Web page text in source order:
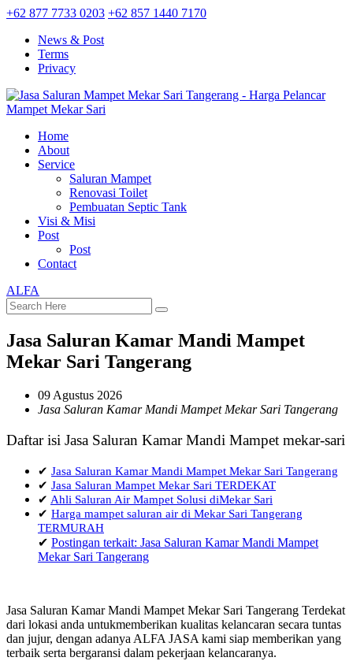
+62 877 7733 0203 +62 857 1440 7170
News & Post
Terms
Privacy
Home
About
Service
Saluran Mampet
Renovasi Toilet
Pembuatan Septic Tank
Visi & Misi
Post
Post
Contact
ALFA
Jasa Saluran Kamar Mandi Mampet
Mekar Sari Tangerang
09 Agustus 2026
Jasa Saluran Kamar Mandi Mampet Mekar Sari Tangerang
Daftar isi Jasa Saluran Kamar Mandi Mampet mekar-sari
✔ Jasa Saluran Kamar Mandi Mampet Mekar Sari Tangerang
✔ Jasa Saluran Mampet Mekar Sari TERDEKAT
✔ Ahli Saluran Air Mampet Solusi diMekar Sari
✔ Harga mampet saluran air di Mekar Sari Tangerang
TERMURAH
✔ Postingan terkait: Jasa Saluran Kamar Mandi Mampet
Mekar Sari Tangerang
Jasa Saluran Kamar Mandi Mampet Mekar Sari Tangerang Terdekat
dari lokasi anda untukmemberikan kualitas kelancaran secara tuntas
dan jujur, dengan adanya ALFA JASA kami siap memberikan yang
terbaik serta bergaransi dalam pekerjaan kelancaranya.